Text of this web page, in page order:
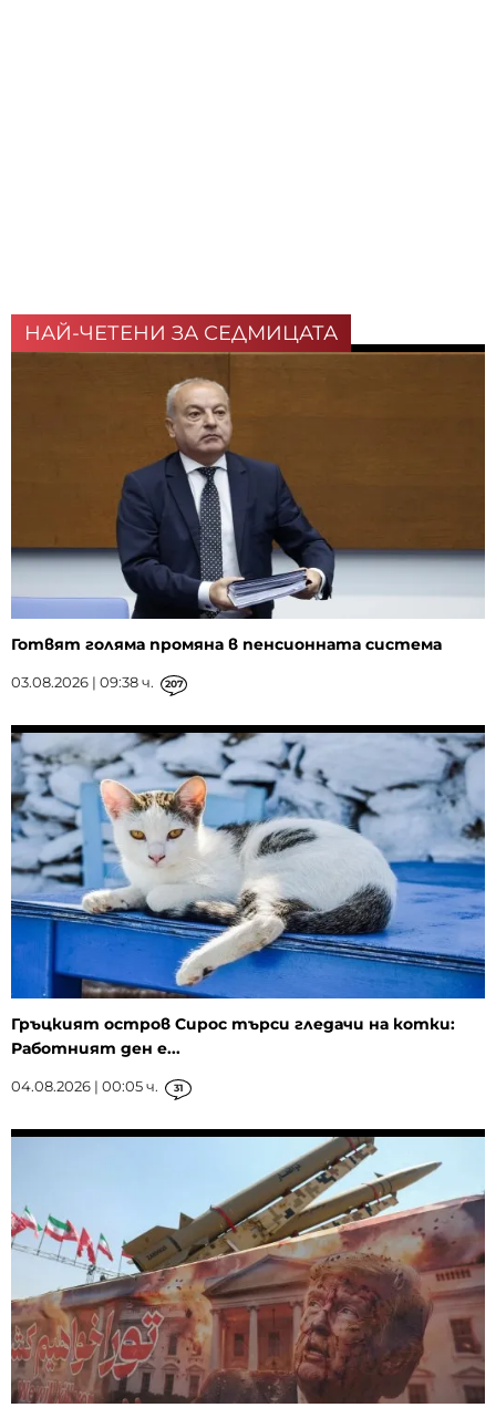
НАЙ-ЧЕТЕНИ ЗА СЕДМИЦАТА
Готвят голяма промяна в пенсионната система
03.08.2026 | 09:38 ч. 207
Гръцкият остров Сирос търси гледачи на котки:
Работният ден е...
04.08.2026 | 00:05 ч. 31